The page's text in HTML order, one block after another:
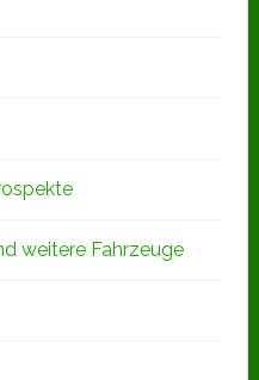
weitere Fahrzeuge